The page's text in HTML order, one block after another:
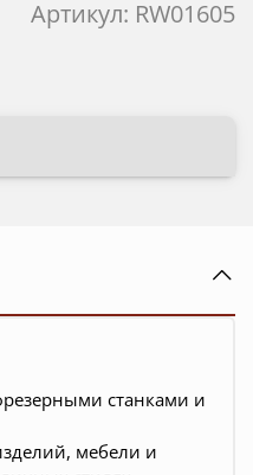
Артикул: RW01605
станками и
мебели и